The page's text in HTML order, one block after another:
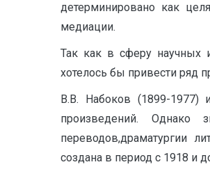
детерминировано как
медиации.
Так как в сферу научных
хотелось бы привести ряд
В.В. Набоков (1899-1977)
произведений. Однако
переводов,драматургии
создана в период с 1918 и